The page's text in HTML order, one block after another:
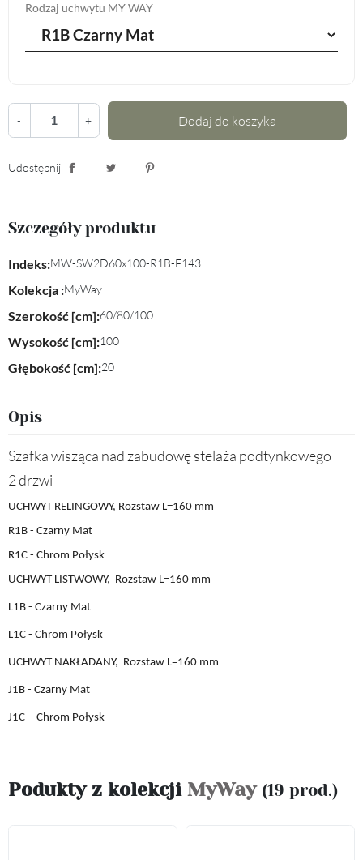
Rodzaj uchwytu MY WAY
- + Dodaj do koszyka
Udostępnij
Szczegóły produktu
Indeks:MW-SW2D60x100-R1B-F143
Kolekcja :MyWay
Szerokość [cm]:60/80/100
Wysokość [cm]:100
Głębokość [cm]:20
Opis
Szafka wisząca nad zabudowę stelaża podtynkowego
2 drzwi
UCHWYT RELINGOWY, Rozstaw L=160 mm
R1B - Czarny Mat
R1C - Chrom Połysk
UCHWYT LISTWOWY, Rozstaw L=160 mm
L1B - Czarny Mat
L1C - Chrom Połysk
UCHWYT NAKŁADANY, Rozstaw L=160 mm
J1B - Czarny Mat
J1C - Chrom Połysk
Podukty z kolekcji MyWay (19 prod.)